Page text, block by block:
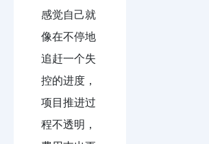
感觉自己就
像在不停地
追赶一个失
控的进度，
项目推进过
程不透明，